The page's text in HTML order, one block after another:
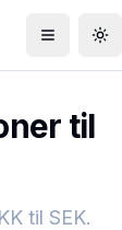
Åbn menu
til
til SEK.